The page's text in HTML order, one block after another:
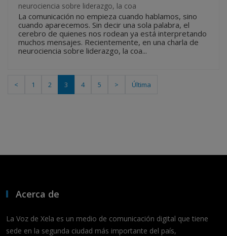
neurociencia sobre liderazgo, la coa
La comunicación no empieza cuando hablamos, sino
cuando aparecemos. Sin decir una sola palabra, el
cerebro de quienes nos rodean ya está interpretando
muchos mensajes. Recientemente, en una charla de
neurociencia sobre liderazgo, la coa...
< 1 2 3 4 5 > Última
Acerca de
La Voz de Xela es un medio de comunicación digital que tiene
sede en la segunda ciudad más importante del país,